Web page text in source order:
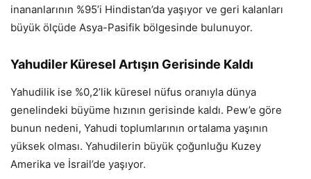
inananlarının %95’i Hindistan’da yaşıyor ve geri kalanları
büyük ölçüde Asya-Pasifik bölgesinde bulunuyor.
Yahudiler Küresel Artışın Gerisinde Kaldı
Yahudilik ise %0,2’lik küresel nüfus oranıyla dünya
genelindeki büyüme hızının gerisinde kaldı. Pew’e göre
bunun nedeni, Yahudi toplumlarının ortalama yaşının
yüksek olması. Yahudilerin büyük çoğunluğu Kuzey
Amerika ve İsrail’de yaşıyor.